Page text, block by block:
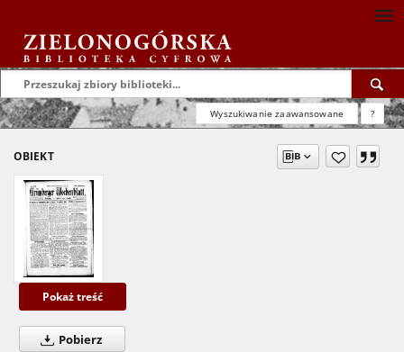
Wyszukiwanie zaawansowane ?
OBIEKT
Pokaż treść
Pobierz